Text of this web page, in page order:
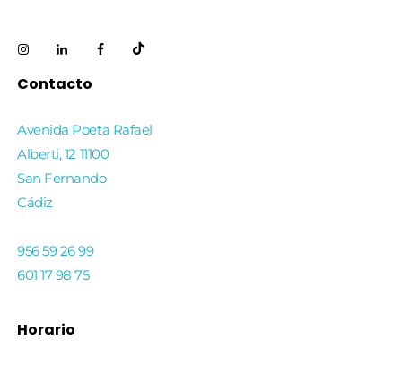
Contacto
Avenida Poeta Rafael
Alberti, 12 11100
San Fernando
Cádiz
956 59 26 99
601 17 98 75
Horario